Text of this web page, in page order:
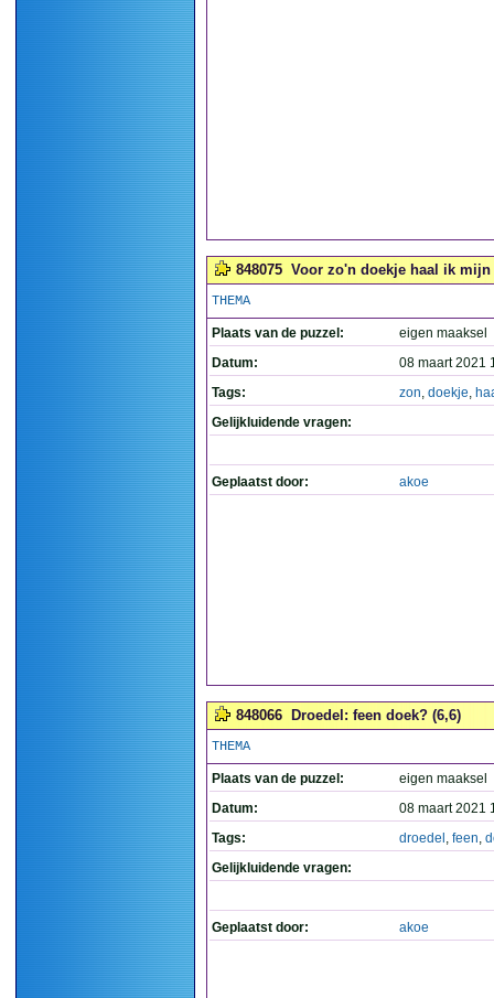
848075 Voor zo'n doekje haal ik mijn
THEMA
Plaats van de puzzel:
eigen maaksel
Datum:
08 maart 2021
Tags:
zon, doekje,
Gelijkluidende vragen:
Geplaatst door: akoe
848066 Droedel: feen doek? (6,6)
THEMA
Plaats van de puzzel:
eigen maaksel
Datum:
08 maart 2021
Tags:
droedel , feen,
Gelijkluidende vragen:
Geplaatst door: akoe